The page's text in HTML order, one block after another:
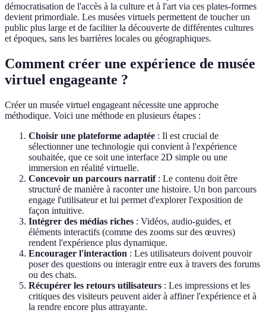
démocratisation de l'accès à la culture et à l'art via ces plates-formes
devient primordiale. Les musées virtuels permettent de toucher un
public plus large et de faciliter la découverte de différentes cultures
et époques, sans les barrières locales ou géographiques.
Comment créer une expérience de musée
virtuel engageante ?
Créer un musée virtuel engageant nécessite une approche
méthodique. Voici une méthode en plusieurs étapes :
Choisir une plateforme adaptée : Il est crucial de
sélectionner une technologie qui convient à l'expérience
souhaitée, que ce soit une interface 2D simple ou une
immersion en réalité virtuelle.
Concevoir un parcours narratif: Le contenu doit être
structuré de manière à raconter une histoire. Un bon parcours
engage l'utilisateur et lui permet d'explorer l'exposition de
façon intuitive.
Intégrer des médias riches : Vidéos, audio-guides, et
éléments interactifs (comme des zooms sur des œuvres)
rendent l'expérience plus dynamique.
Encourager l'interaction : Les utilisateurs doivent pouvoir
poser des questions ou interagir entre eux à travers des forums
ou des chats.
Récupérer les retours utilisateurs : Les impressions et les
critiques des visiteurs peuvent aider à affiner l'expérience et à
la rendre encore plus attrayante.